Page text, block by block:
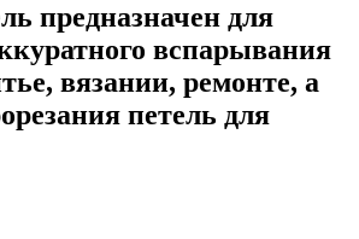
предназначен для
вспарывания
вязании, ремонте, а
петель для